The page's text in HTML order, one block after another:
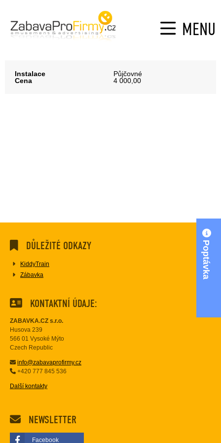
MENU
Instalace
Půjčovné
Cena
4 000,00
DŮLEŽITÉ ODKAZY
KiddyTrain
Zábavka
KONTAKTNÍ ÚDAJE:
ZABAVKA.CZ s.r.o.
Husova 239
566 01 Vysoké Mýto
Czech Republic
info@zabavaprofirmy.cz
+420 777 845 536
Další kontakty
NEWSLETTER
Facebook
Poptávka